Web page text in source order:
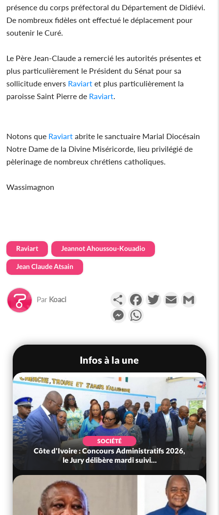
présence du corps préfectoral du Département de Didiévi.
De nombreux fidèles ont effectué le déplacement pour
soutenir le Curé.
Le Père Jean-Claude a remercié les autorités présentes et
plus particulièrement le Président du Sénat pour sa
sollicitude envers Raviart et plus particulièrement la
paroisse Saint Pierre de Raviart
Notons que Raviart abrite le sanctuaire Marial Diocésain
Notre Dame de la Divine Miséricorde, lieu privilégié de
pèlerinage de nombreux chrétiens catholiques.
Wassimagnon
Raviart Jeannot Ahoussou-Kouadio
Jean Claude Atsain
Par Koaci PartagerFacebookTwitterEmail
Messenger
Infos à la une
SOCIÉTÉ
Côte d'Ivoire : Concours Administratifs 2026,
le Jury délibère mardi suivi...